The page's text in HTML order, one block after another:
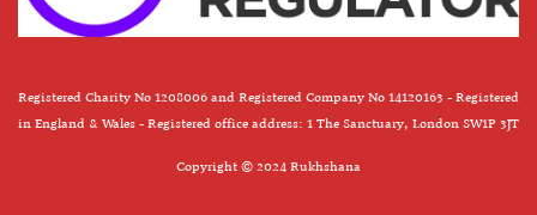
Registered Charity No 1208006 and Registered Company No 14120163 - Registered
in England & Wales - Registered office address: 1 The Sanctuary, London SW1P 3JT
Copyright © 2024 Rukhshana